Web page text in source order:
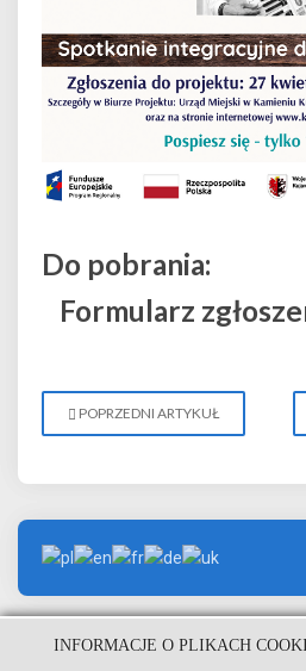
Do pobrania:
Formularz
POPRZEDNI ARTYKUŁ
INFORMACJE O PLIKACH